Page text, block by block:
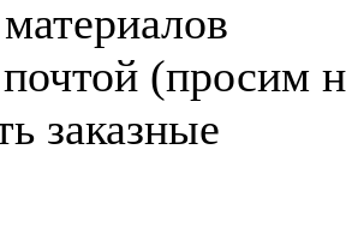
(просим
заказные